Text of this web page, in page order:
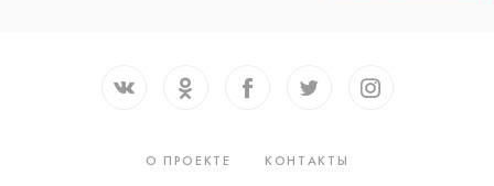
О ПРОЕКТЕ
КОНТАКТЫ